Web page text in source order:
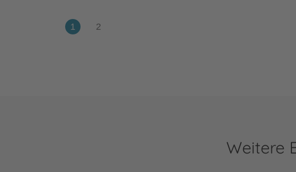
Weitere